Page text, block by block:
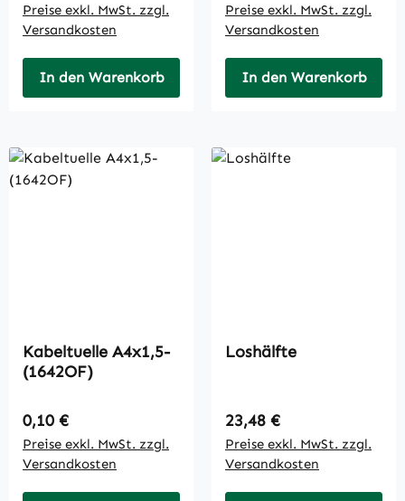
Preise exkl. MwSt. zzgl.
Versandkosten
In den Warenkorb
Preise exkl. MwSt. zzgl.
Versandkosten
In den Warenkorb
Kabeltuelle A4x1,5-
(1642OF)
Regulärer Preis:
0,10 €
Preise exkl. MwSt. zzgl.
Versandkosten
Loshälfte
Regulärer Preis:
23,48 €
Preise exkl. MwSt. zzgl.
Versandkosten